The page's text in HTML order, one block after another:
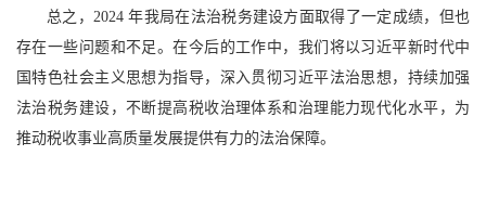
总之，2024 年我局在法治税务建设方面取得了一定成绩，但也
存在一些问题和不足。在今后的工作中，我们将以习近平新时代中
国特色社会主义思想为指导，深入贯彻习近平法治思想，持续加强
法治税务建设，不断提高税收治理体系和治理能力现代化水平，为
推动税收事业高质量发展提供有力的法治保障。